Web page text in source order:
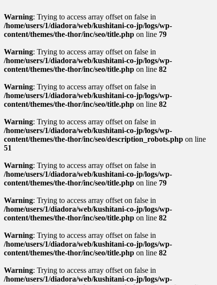
Warning: Trying to access array offset on false in
/home/users/1/diadora/web/kushitani-co-jp/logs/wp-
content/themes/the-thor/inc/seo/title.php on line 79
Warning: Trying to access array offset on false in
/home/users/1/diadora/web/kushitani-co-jp/logs/wp-
content/themes/the-thor/inc/seo/title.php on line 82
Warning: Trying to access array offset on false in
/home/users/1/diadora/web/kushitani-co-jp/logs/wp-
content/themes/the-thor/inc/seo/title.php on line 82
Warning: Trying to access array offset on false in
/home/users/1/diadora/web/kushitani-co-jp/logs/wp-
content/themes/the-thor/inc/seo/description_robots.php on line
51
Warning: Trying to access array offset on false in
/home/users/1/diadora/web/kushitani-co-jp/logs/wp-
content/themes/the-thor/inc/seo/title.php on line 79
Warning: Trying to access array offset on false in
/home/users/1/diadora/web/kushitani-co-jp/logs/wp-
content/themes/the-thor/inc/seo/title.php on line 82
Warning: Trying to access array offset on false in
/home/users/1/diadora/web/kushitani-co-jp/logs/wp-
content/themes/the-thor/inc/seo/title.php on line 82
Warning: Trying to access array offset on false in
/home/users/1/diadora/web/kushitani-co-jp/logs/wp-